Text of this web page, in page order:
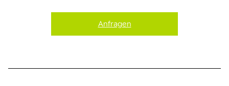
Anfragen